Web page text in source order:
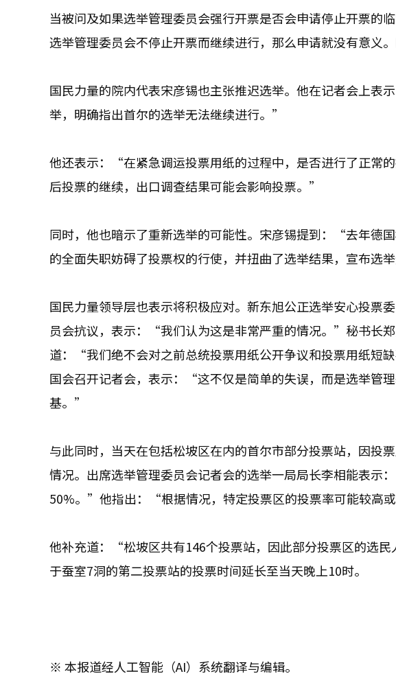
当被问及如果选举管理委员会强行开票是否会申请停止开票的
选举管理委员会不停止开票而继续进行，那么申请就没有意义
国民力量的院内代表宋彦锡也主张推迟选举。他在记者会上表
举，明确指出首尔的选举无法继续进行。”
他还表示：“在紧急调运投票用纸的过程中，是否进行了正
后投票的继续，出口调查结果可能会影响投票。”
同时，他也暗示了重新选举的可能性。宋彦锡提到：“去年德
的全面失职妨碍了投票权的行使，并扭曲了选举结果，宣布选
国民力量领导层也表示将积极应对。新东旭公正选举安心投票
员会抗议，表示：“我们认为这是非常严重的情况。”秘书长
道：“我们绝不会对之前总统投票用纸公开争议和投票用纸短
国会召开记者会，表示：“这不仅是简单的失误，而是选举管
基。”
与此同时，当天在包括松坡区在内的首尔市部分投票站，因投
情况。出席选举管理委员会记者会的选举一局局长李相能表示
50%。”他指出：“根据情况，特定投票区的投票率可能较高
他补充道：“松坡区共有146个投票站，因此部分投票区的选
于蚕室7洞的第二投票站的投票时间延长至当天晚上10时。
※ 本报道经人工智能（AI）系统翻译与编辑。